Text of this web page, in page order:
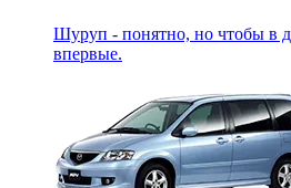
Шуруп - понятно, но чтобы в
впервые.